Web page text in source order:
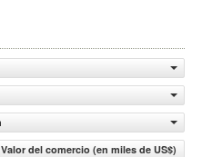
del comercio (en miles de US$)